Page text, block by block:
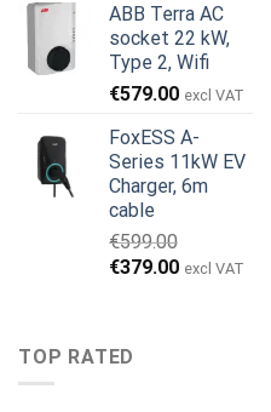
pris
var:
€799.00.
pris
er:
€629.00.
ABB Terra AC
socket 22 kW,
Type 2, Wifi
€579.00 excl VAT
FoxESS A-
Series 11kW EV
Charger, 6m
cable
€599.00
Den
€599.00.
€379.00Den
excl VAT
TOP RATED